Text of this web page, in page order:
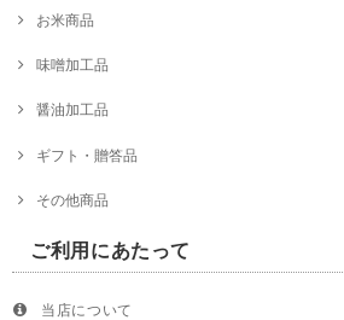
お米商品
味噌加工品
醤油加工品
ギフト・贈答品
その他商品
ご利用にあたって
当店について